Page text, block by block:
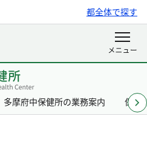
都全体で探す
多摩府中保健所の業務案内 保健
中保健所